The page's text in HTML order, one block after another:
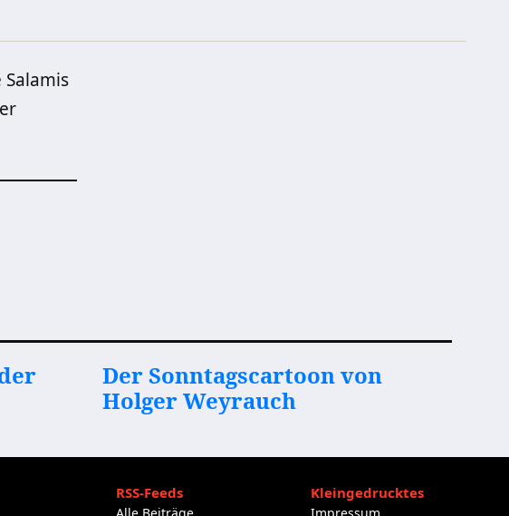
Der Sonntagscartoon von
Holger Weyrauch
RSS-Feeds Kleingedrucktes